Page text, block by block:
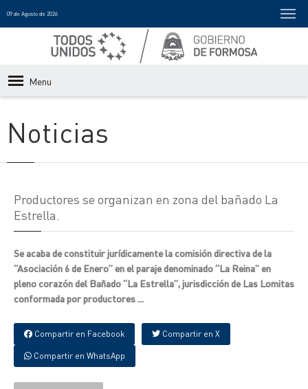
09 de Agosto de 2026
Menu
Noticias
Productores se organizan en zona del bañado La
Estrella.
Se acaba de constituir jurídicamente la comisión directiva de la
“Asociación 6 de Enero” en el paraje denominado “La Reina” en
pleno corazón del Bañado “La Estrella”, jurisdicción de Las Lomitas
conformada por productores ...
Compartir en Facebook Compartir en X
Compartir en WhatsApp